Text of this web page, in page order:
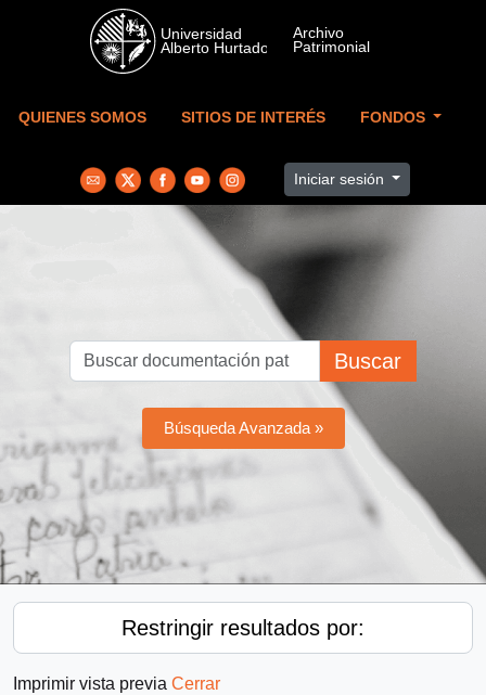
Skip to main content
QUIENES SOMOS SITIOS DE INTERÉS FONDOS
Iniciar sesión
Buscar
Búsqueda Avanzada »
Restringir resultados por:
Imprimir vista previa Cerrar